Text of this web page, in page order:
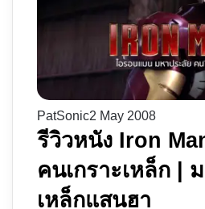
PatSonic2 May 2008
รีวิวหนัง Iron
คนเกราะเหล็ก |
เหล็กแสนฮา